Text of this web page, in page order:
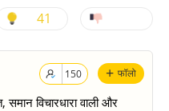
41
+ फॉलो
150
विचारधारा वाली और